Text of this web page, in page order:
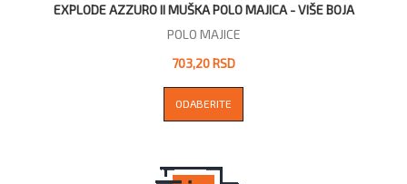
EXPLODE AZZURO II MUŠKA POLO MAJICA - VIŠE BOJA
POLO MAJICE
703,20 RSD
ODABERITE